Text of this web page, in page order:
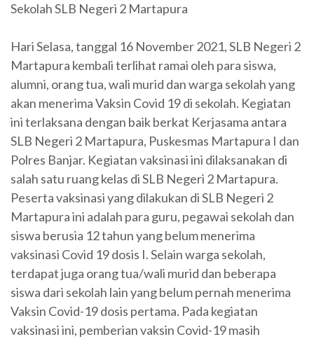
Sekolah SLB Negeri 2 Martapura
Hari Selasa, tanggal 16 November 2021, SLB Negeri 2
Martapura kembali terlihat ramai oleh para siswa,
alumni, orang tua, wali murid dan warga sekolah yang
akan menerima Vaksin Covid 19 di sekolah. Kegiatan
ini terlaksana dengan baik berkat Kerjasama antara
SLB Negeri 2 Martapura, Puskesmas Martapura I dan
Polres Banjar. Kegiatan vaksinasi ini dilaksanakan di
salah satu ruang kelas di SLB Negeri 2 Martapura.
Peserta vaksinasi yang dilakukan di SLB Negeri 2
Martapura ini adalah para guru, pegawai sekolah dan
siswa berusia 12 tahun yang belum menerima
vaksinasi Covid 19 dosis I. Selain warga sekolah,
terdapat juga orang tua/wali murid dan beberapa
siswa dari sekolah lain yang belum pernah menerima
Vaksin Covid-19 dosis pertama. Pada kegiatan
vaksinasi ini, pemberian vaksin Covid-19 masih